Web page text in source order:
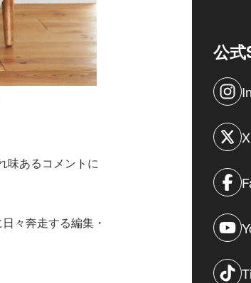
味あるコメントに
々奔走する編集・
公式
X